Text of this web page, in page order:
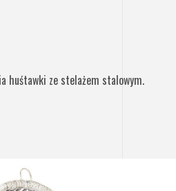
huśtawki ze stelażem stalowym.